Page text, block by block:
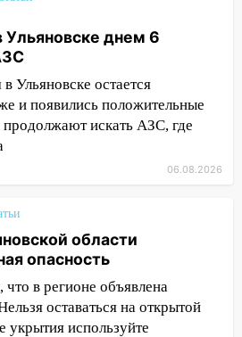
ограничат движение
готовы
если им
ДТП и получили
рублей: перед
репутацию
необоснованно
обращении с
Ульяновске днем 6
Ульяновске остается
и появились положительные
искать АЗС, где
06.08.2026
области
опасность
в регионе объявлена
оставаться на открытой
укрытия используйте